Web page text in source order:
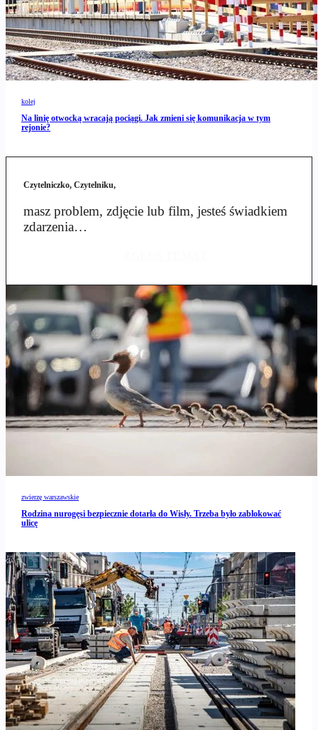
kolej
Na linię otwocką wracają pociągi. Jak zmieni się komunikacja w tym
rejonie?
Czytelniczko, Czytelniku,
masz problem, zdjęcie lub film, jesteś świadkiem
zdarzenia…
zwierzę warszawskie
Rodzina nurogęsi bezpiecznie dotarła do Wisły. Trzeba było zablokować
ulicę